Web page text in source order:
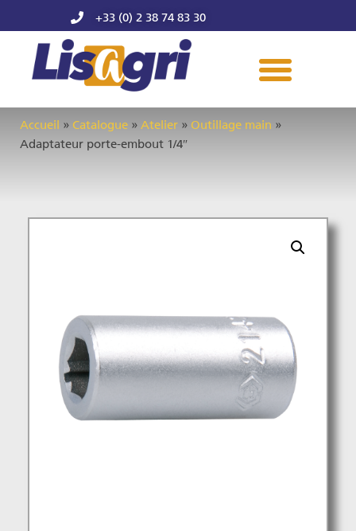
+33 (0) 2 38 74 83 30
Accueil » Catalogue » Atelier » Outillage main »
Adaptateur porte-embout 1/4″